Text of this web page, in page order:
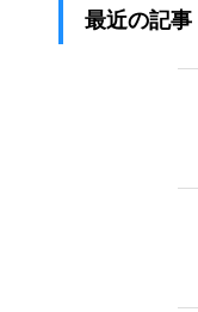
最近の記事